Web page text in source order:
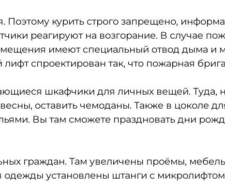
Поэтому курить строго запрещено,
реагируют на возгорание. В случае
имеют специальный отвод дыма и
спроектирован так, что пожарная
шкафчики для личных вещей. Туда,
оставить чемоданы. Также в цоколе
Вы там сможете праздновать дни
граждан. Там увеличены проёмы,
установлены штанги с